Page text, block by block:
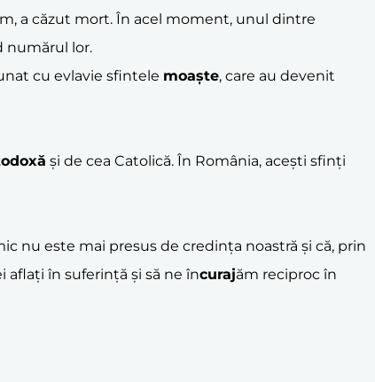
a căzut mort. În acel moment, unul dintre
numărul lor.
cu evlavie sfintele moaște, care au devenit
și de cea Catolică. În România, acești sfinți
nu este mai presus de credința noastră și că, prin
aflați în suferință și să ne încurajăm reciproc în